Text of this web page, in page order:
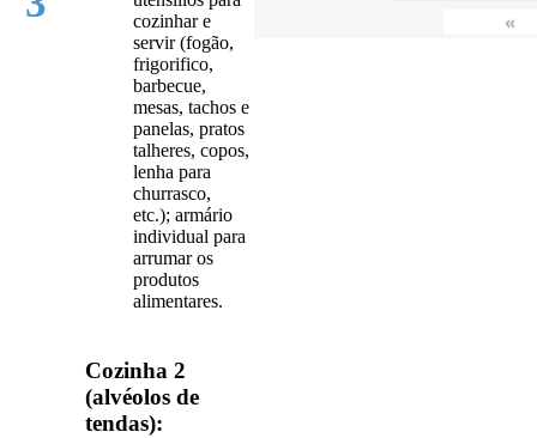
cozinhar e
servir (fogão,
frigorifico,
barbecue,
mesas, tachos e
panelas, pratos
talheres, copos,
lenha para
churrasco,
etc.); armário
individual para
arrumar os
produtos
alimentares.
«
Cozinha 2
(alvéolos de
tendas):